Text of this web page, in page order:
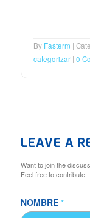
By Fasterm
categorizar 0
LEAVE A
Want to join the
Feel free to contribute!
NOMBRE *